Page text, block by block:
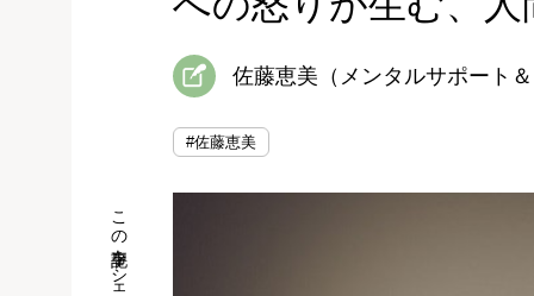
佐藤恵美（メンタルサポート
#佐藤恵美
この記事をシェア